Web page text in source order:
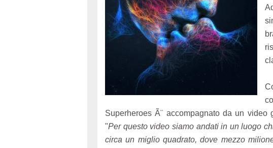
Superheroes Ã¨ accompagnato da un
"Per questo video siamo andati in un luogo
circa un miglio quadrato, dove mezzo